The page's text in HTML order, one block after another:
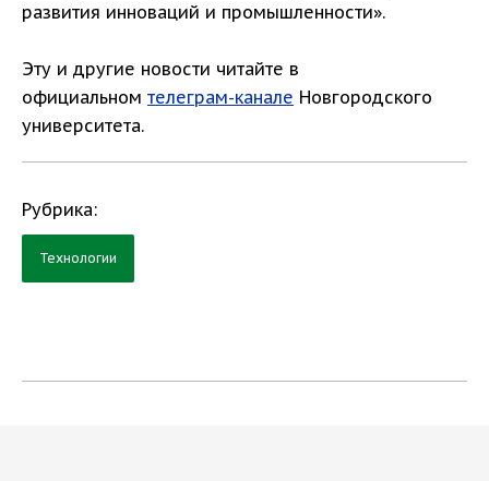
развития инноваций и промышленности».
Эту и другие новости читайте в
официальном телеграм-канале Новгородского
университета.
Рубрика:
Технологии